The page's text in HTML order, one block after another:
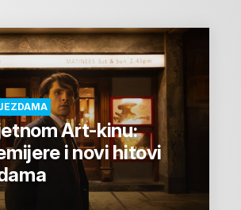
Art-kinu:
i novi hitovi